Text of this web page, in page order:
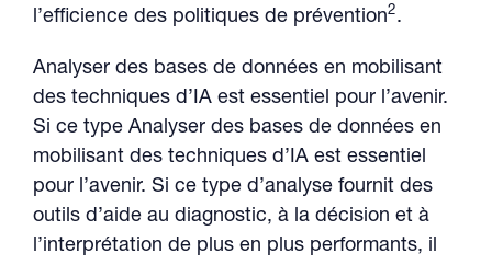
l’efficience des politiques de prévention2.
Analyser des bases de données en mobilisant
des techniques d’IA est essentiel pour l’avenir.
Si ce type Analyser des bases de données en
mobilisant des techniques d’IA est essentiel
pour l’avenir. Si ce type d’analyse fournit des
outils d’aide au diagnostic, à la décision et à
l’interprétation de plus en plus performants, il